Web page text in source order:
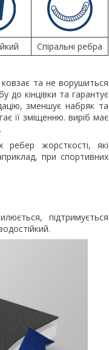
Спіральні ребра
та не ворушиться
до кінцівки та гарантує
зменшує набряк та
її зміщенню. виріб має
жорсткості, які
при спортивних
підтримується